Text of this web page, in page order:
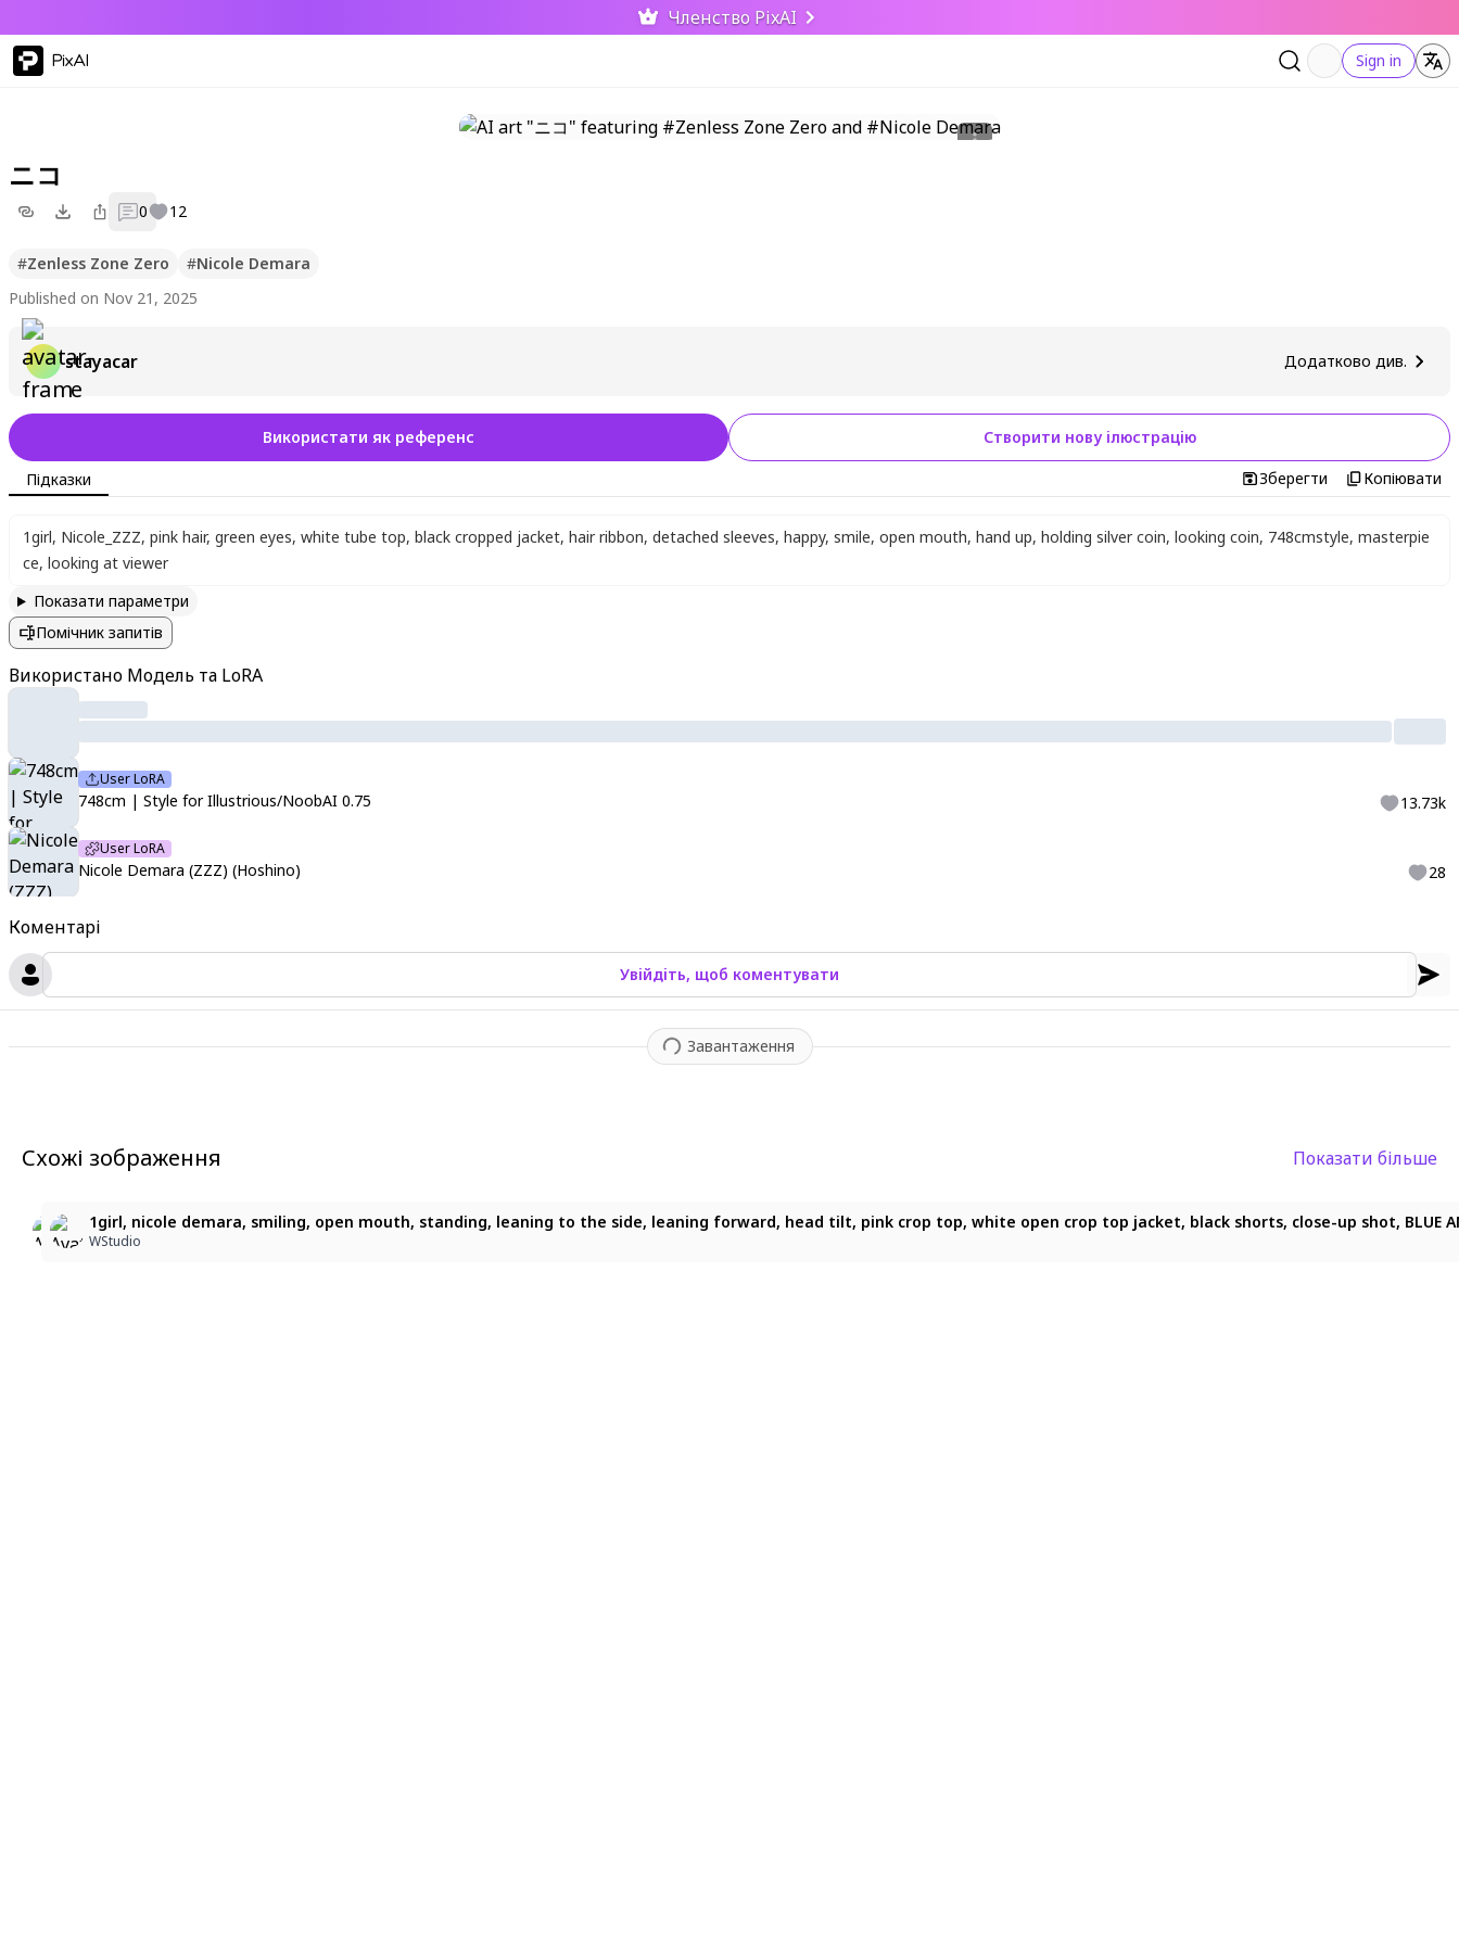
Членство PixAI
PixAI Sign in
ニコ
0 12
#Zenless Zone Zero #Nicole Demara
Published on Nov 21, 2025
stayacar Додатково див.
Коментарі
Увійдіть, щоб коментувати
Завантаження
Використати як референс Створити нову ілюстрацію
Підказки Зберегти Копіювати
1girl, Nicole_ZZZ, pink hair, green eyes, white tube top, black cropped jacket, hair ribbon, detached sleeves, happy, smile, open mouth, hand up, holding silver coin, looking coin, 748cmstyle, masterpie
ce, looking at viewer
Показати параметри
Помічник запитів
Використано Модель та LoRA
User LoRA
748cm | Style for Illustrious/NoobAI 0.75 13.73k
User LoRA
Nicole Demara (ZZZ) (Hoshino) 28
Схожі зображення Показати більше
Nicole Demara - Zenless Zone Zero
Darktherer
Nicole Demara gal
Alfredo Bonifacio
1girl, nicole demara, smiling, open mouth, standing, leaning to the side, leaning forward, head tilt, pink crop top, white open crop top jacket, black shorts, close-up shot,
WStudio